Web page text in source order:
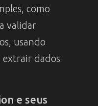
como
validar
usando
extrair dados
e seus